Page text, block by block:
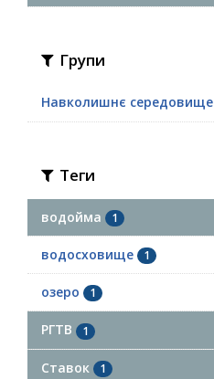
Групи
Навколишнє середовище
Теги
водойма 1
водосховище 1
озеро 1
РГТВ 1
Ставок 1